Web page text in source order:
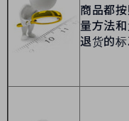
商品都
量方法
退货的